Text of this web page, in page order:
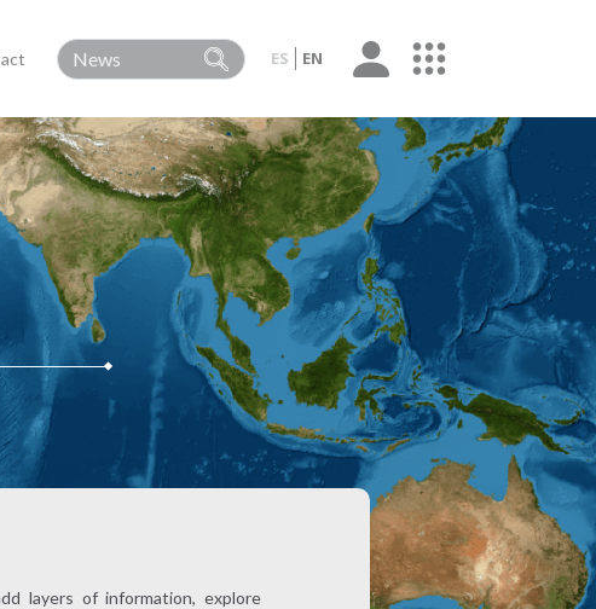
ES EN
layers of information, explore